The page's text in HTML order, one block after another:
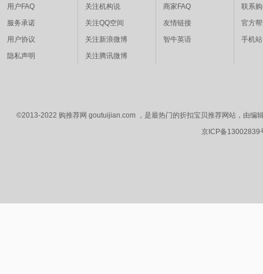
用户FAQ
服务承诺
用户协议
隐私声明
关注机构说
关注QQ空间
关注新浪微博
关注腾讯微博
商家FAQ
友情链接
智牛英语
联系
官方
手机站
©2013-2022 购推荐网 goutuijian.com ，是最热门的折扣宝贝推荐网站，由编
京ICP备